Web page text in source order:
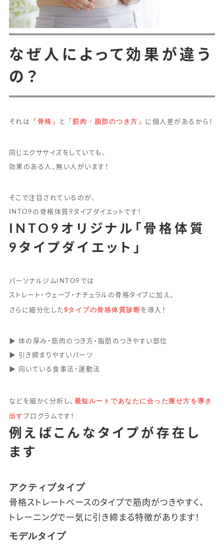
なぜ人によって効果が違う
の？
それは 「骨格」 と 「筋肉・脂肪のつき方」 に個人差があるから！
同じエクササイズをしていても、
効果のある人、無い人がいます！
そこで注目されているのが、
INTO9の骨格体質9タイプダイエットです！
INTO9オリジナル「骨格体質
9タイプダイエット」
パーソナルジムINTO9では
ストレート・ウェーブ・ナチュラルの骨格タイプに加え、
さらに細分化した9タイプの骨格体質診断を導入！
▶ 体の厚み・筋肉のつき方・脂肪のつきやすい部位
▶ 引き締まりやすいパーツ
▶ 向いている食事法・運動法
などを細かく分析し、 最短ルートであなたに合った痩せ方を導き
出すプログラムです！
例えばこんなタイプが存在し
ます
アクティブタイプ
骨格ストレートベースのタイプで筋肉がつきやすく、
トレーニングで一気に引き締まる特徴があります！
モデルタイプ